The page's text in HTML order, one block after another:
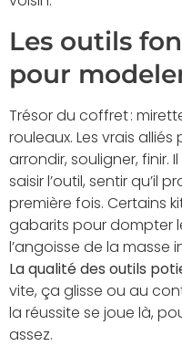
Les outils
pour
Trésor du coffret :
rouleaux. Les vrais
arrondir, souligner, finir.
saisir l’outil, sentir qu’il
première fois. Certains
gabarits pour dompter
l’angoisse de la masse
La qualité des outils
vite, ça glisse ou au
la réussite se joue là,
assez.